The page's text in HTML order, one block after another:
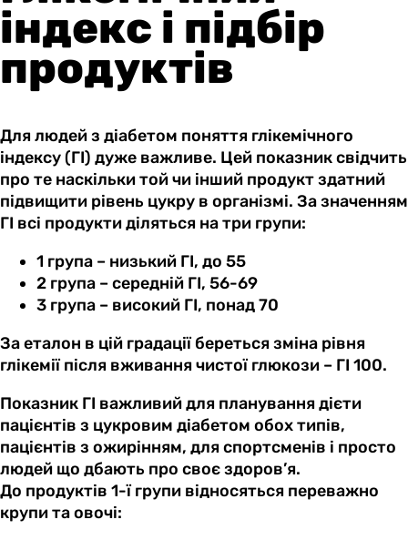
індекс і підбір
продуктів
Для людей з діабетом поняття глікемічного
індексу (ГІ) дуже важливе. Цей показник свідчить
про те наскільки той чи інший продукт здатний
підвищити рівень цукру в організмі. За значенням
ГІ всі продукти діляться на три групи:
1 група – низький ГІ, до 55
2 група – середній ГІ, 56-69
3 група – високий ГІ, понад 70
За еталон в цій градації береться зміна рівня
глікемії після вживання чистої глюкози – ГІ 100.
Показник ГІ важливий для планування дієти
пацієнтів з цукровим діабетом обох типів,
пацієнтів з ожирінням, для спортсменів і просто
людей що дбають про своє здоров’я.
До продуктів 1-ї групи відносяться переважно
крупи та овочі: